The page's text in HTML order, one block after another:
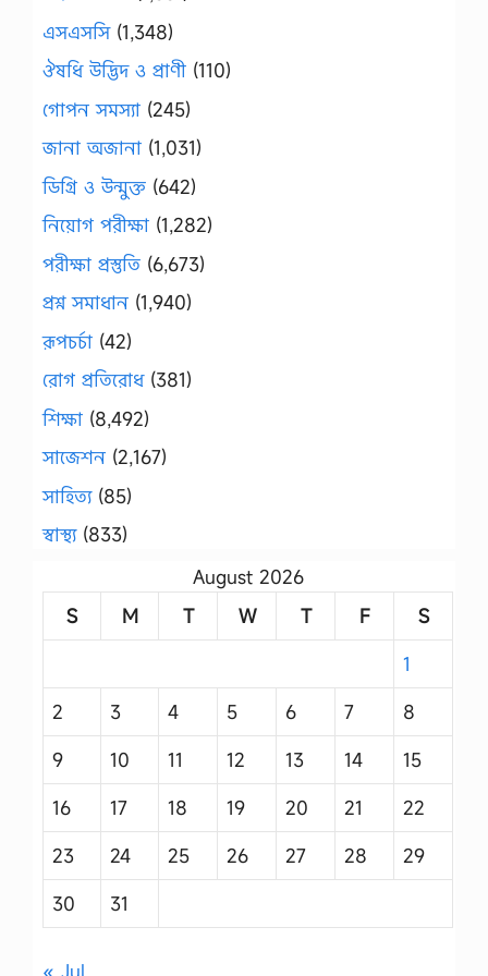
এসএসসি(1,348)
ঔষধি উদ্ভিদ ও প্রাণী (110)
গোপন সমস্যা (245)
জানা অজানা (1,031)
ডিগ্রি ও উন্মুক্ত (642)
নিয়োগ পরীক্ষা (1,282)
পরীক্ষা প্রস্তুতি (6,673)
প্রশ্ন সমাধান (1,940)
রূপচর্চা (42)
রোগ প্রতিরোধ(381)
শিক্ষা (8,492)
সাজেশন (2,167)
সাহিত্য(85)
স্বাস্থ্য(833)
August 2026
S
M T W T F
S
1
2
3 4 5 6 7
8
9
10 11 12 13 14
15
16
17 18 19 20 21
22
23
24 25 26 27 28
29
30
31
« Jul